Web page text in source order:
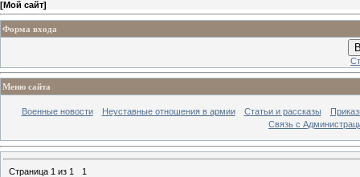
[Мой сайт]
Форма входа
Меню сайта
Военные новости Неуставные отношения в армии Статьи и рассказы
Связь с
Страница 1 из 1
1